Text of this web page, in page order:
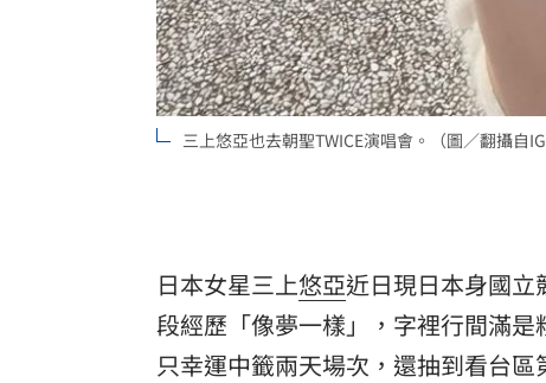
三上悠亞也去朝聖TWICE演唱會。（圖／翻攝自
日本女星三上悠亞近日現日本身國立
段經歷「像夢一樣」，字裡行間滿
只幸運中籤兩天場次，還抽到看台